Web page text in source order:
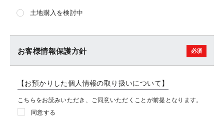
土地購入を検討中
お客様情報保護方針
【お預かりした個人情報の取り扱いについて】
こちらをお読みいただき、ご同意いただくことが前提となります。
同意する